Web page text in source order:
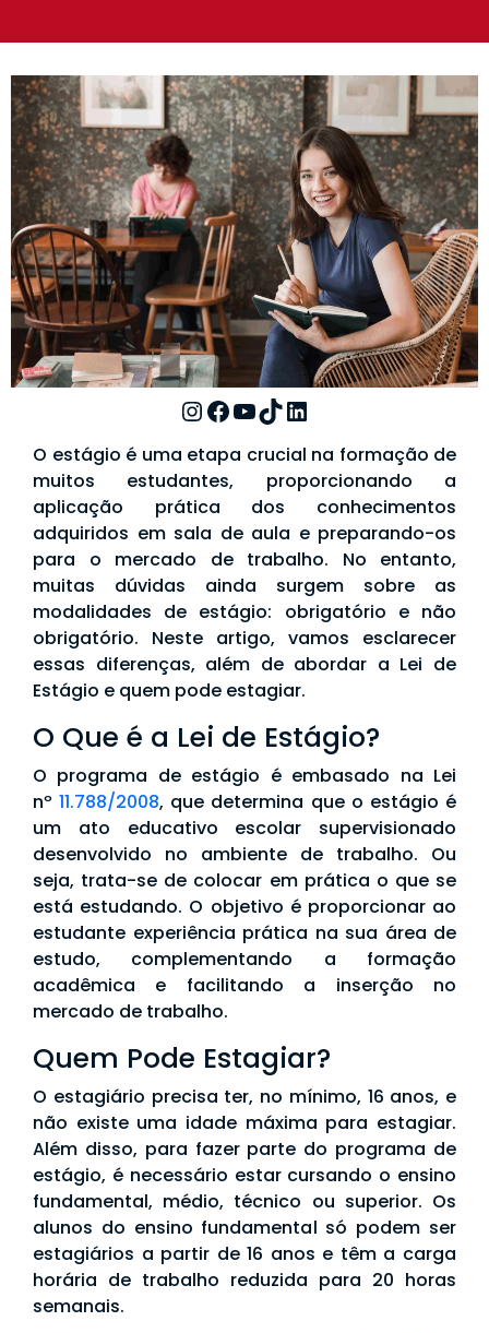
O estágio é uma etapa crucial na formação de
muitos estudantes, proporcionando a
aplicação prática dos conhecimentos
adquiridos em sala de aula e preparando-os
para o mercado de trabalho. No entanto,
muitas dúvidas ainda surgem sobre as
modalidades de estágio: obrigatório e não
obrigatório. Neste artigo, vamos esclarecer
essas diferenças, além de abordar a Lei de
Estágio e quem pode estagiar.
O Que é a Lei de Estágio?
O programa de estágio é embasado na Lei
nº11.788/2008, que determina que o estágio é
um ato educativo escolar supervisionado
desenvolvido no ambiente de trabalho. Ou
seja, trata-se de colocar em prática o que se
está estudando. O objetivo é proporcionar ao
estudante experiência prática na sua área de
estudo, complementando a formação
acadêmica e facilitando a inserção no
mercado de trabalho.
Quem Pode Estagiar?
O estagiário precisa ter, no mínimo, 16 anos, e
não existe uma idade máxima para estagiar.
Além disso, para fazer parte do programa de
estágio, é necessário estar cursando o ensino
fundamental, médio, técnico ou superior. Os
alunos do ensino fundamental só podem ser
estagiários a partir de 16 anos e têm a carga
horária de trabalho reduzida para 20 horas
semanais.